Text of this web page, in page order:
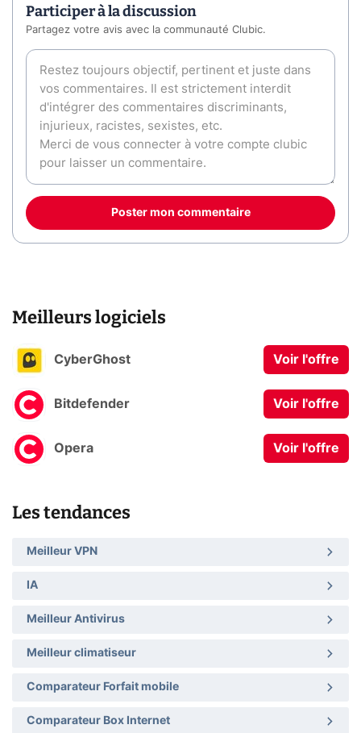
Participer à la discussion
Partagez votre avis avec la communauté Clubic.
Poster mon commentaire
Meilleurs logiciels
CyberGhost Voir l'offre
Bitdefender Voir l'offre
Opera Voir l'offre
Les tendances
Meilleur VPN
IA
Meilleur Antivirus
Meilleur climatiseur
Comparateur Forfait mobile
Comparateur Box Internet